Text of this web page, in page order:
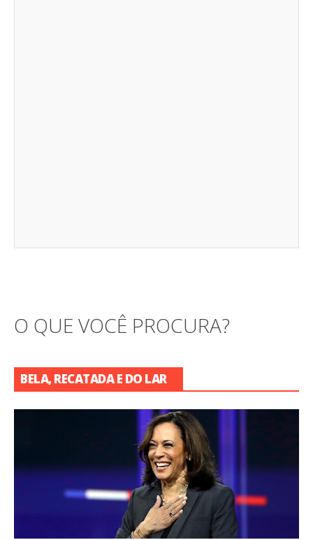
O QUE VOCÊ PROCURA?
BELA, RECATADA E DO LAR